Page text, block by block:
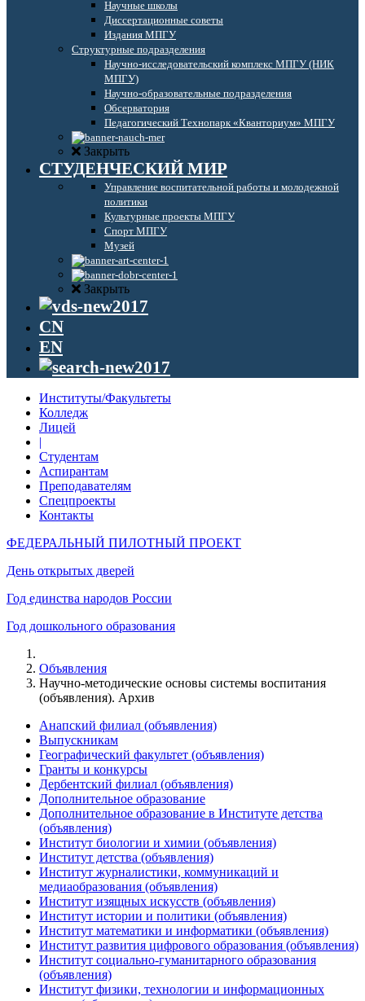
Научные школы
Диссертационные советы
Издания МПГУ
Структурные подразделения
Научно-исследовательский комплекс МПГУ (НИК
МПГУ)
Научно-образовательные подразделения
Обсерватория
Педагогический Технопарк «Кванториум» МПГУ
Закрыть
СТУДЕНЧЕСКИЙ МИР
Управление воспитательной работы и молодежной
политики
Культурные проекты МПГУ
Спорт МПГУ
Музей
Закрыть
CN
EN
Институты/Факультеты
Колледж
Лицей
|
Студентам
Аспирантам
Преподавателям
Спецпроекты
Контакты
ФЕДЕРАЛЬНЫЙ ПИЛОТНЫЙ ПРОЕКТ
День открытых дверей
Год единства народов России
Год дошкольного образования
Объявления
Научно-методические основы системы воспитания
(объявления). Архив
Анапский филиал (объявления)
Выпускникам
Географический факультет (объявления)
Гранты и конкурсы
Дербентский филиал (объявления)
Дополнительное образование
Дополнительное образование в Институте детства
(объявления)
Институт биологии и химии (объявления)
Институт детства (объявления)
Институт журналистики, коммуникаций и
медиаобразования (объявления)
Институт изящных искусств (объявления)
Институт истории и политики (объявления)
Институт математики и информатики (объявления)
Институт развития цифрового образования (объявления)
Институт социально-гуманитарного образования
(объявления)
Институт физики, технологии и информационных